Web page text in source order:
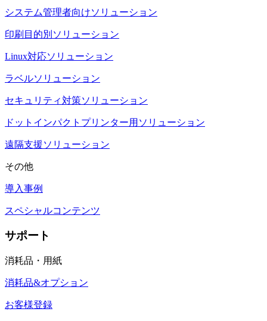
システム管理者向けソリューション
印刷目的別ソリューション
Linux対応ソリューション
ラベルソリューション
セキュリティ対策ソリューション
ドットインパクトプリンター用ソリューション
遠隔支援ソリューション
その他
導入事例
スペシャルコンテンツ
サポート
消耗品・用紙
消耗品&オプション
お客様登録